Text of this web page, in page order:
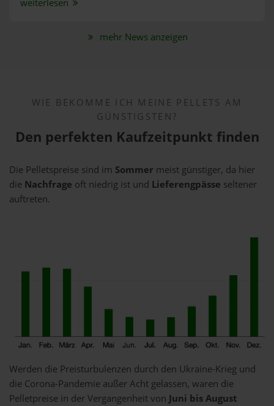
weiterlesen
mehr News anzeigen
WIE BEKOMME ICH MEINE PELLETS AM
GÜNSTIGSTEN?
Den perfekten Kaufzeitpunkt finden
Die Pelletspreise sind im Sommer meist günstiger, da hier
die Nachfrage oft niedrig ist und Lieferengpässe seltener
auftreten.
Werden die Preisturbulenzen durch den Ukraine-Krieg und
die Corona-Pandemie außer Acht gelassen, waren die
Pelletpreise in der Vergangenheit von Juni bis August